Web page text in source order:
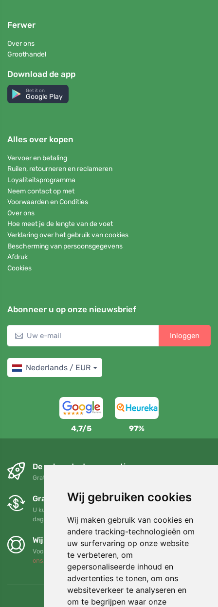
Wij gebruiken cookies
Wij maken gebruik van cookies en
andere tracking-technologieën om
uw surfervaring op onze website
te verbeteren, om
gepersonaliseerde inhoud en
advertenties te tonen, om ons
websiteverkeer te analyseren en
om te begrijpen waar onze
Ferwer
Over ons
Groothandel
Download de app
Get it on
Google Play
Alles over kopen
Vervoer en betaling
Ruilen, retourneren en reclameren
Loyaliteitsprogramma
Neem contact op met
Voorwaarden en Condities
Over ons
Hoe meet je de lengte van de voet
Verklaring over het gebruik van cookies
Bescherming van persoonsgegevens
Afdruk
Cookies
Abonneer u op onze nieuwsbrief
Inloggen
Nederlands / EUR
4,7/5 97%
De volgende dag en gratis
Gratis verzending voor bestellingen boven 95 EUR
Gratis ruilen en retourneren
U kunt uw bestelling op elk gewenst moment binnen 90
dagen retourneren of ruilen
Wij steunen Trees.org
Voor elke bestelling planten we een boom! Lees meer
ons